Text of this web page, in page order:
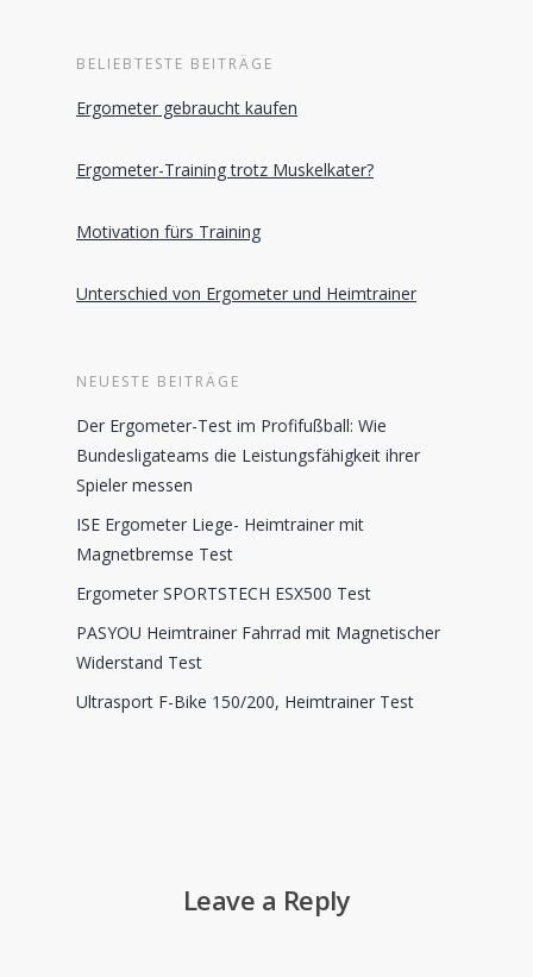
BELIEBTESTE BEITRÄGE
Ergometer gebraucht kaufen
Ergometer-Training trotz Muskelkater?
Motivation fürs Training
Unterschied von Ergometer und Heimtrainer
NEUESTE BEITRÄGE
Der Ergometer-Test im Profifußball: Wie
Bundesligateams die Leistungsfähigkeit ihrer
Spieler messen
ISE Ergometer Liege- Heimtrainer mit
Magnetbremse Test
Ergometer SPORTSTECH ESX500 Test
PASYOU Heimtrainer Fahrrad mit Magnetischer
Widerstand Test
Ultrasport F-Bike 150/200, Heimtrainer Test
Leave a Reply